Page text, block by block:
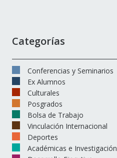
Categorías
Conferencias y Seminarios
Ex Alumnos
Culturales
Posgrados
Bolsa de Trabajo
Vinculación Internacional
Deportes
Académicas e Investigación